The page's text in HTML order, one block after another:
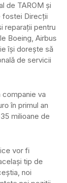
de TAROM și
fostei Direcții
reparații pentru
Boeing, Airbus
își dorește să
de servicii
companie va
în primul an
milioane de
vor fi
tip de
noi